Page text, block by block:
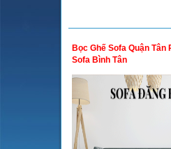
Bọc Ghế Sofa Quận Tân
Sofa Bình Tân